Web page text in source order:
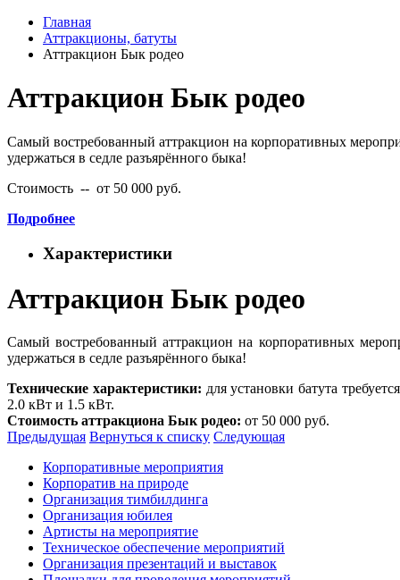
Главная
Аттракционы, батуты
Аттракцион Бык родео
Аттракцион Бык родео
Самый востребованный аттракцион на корпоративных
удержаться в седле разъярённого быка!
Стоимость -- от 50 000 руб.
Подробнее
Характеристики
Аттракцион Бык родео
Самый востребованный аттракцион на корпоративных
удержаться в седле разъярённого быка!
Технические характеристики: для установки батута
2.0 кВт и 1.5 кВт.
Стоимость аттракциона Бык родео: от 50 000 руб.
Предыдущая Вернуться к списку Следующая
Корпоративные мероприятия
Корпоратив на природе
Организация тимбилдинга
Организация юбилея
Артисты на мероприятие
Техническое обеспечение мероприятий
Организация презентаций и выставок